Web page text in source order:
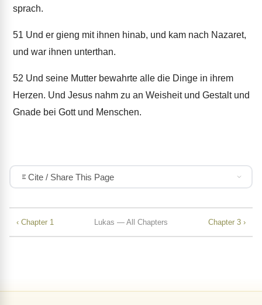
sprach.
51 Und er gieng mit ihnen hinab, und kam nach Nazaret,
und war ihnen unterthan.
52 Und seine Mutter bewahrte alle die Dinge in ihrem
Herzen. Und Jesus nahm zu an Weisheit und Gestalt und
Gnade bei Gott und Menschen.
Cite / Share This Page
‹ Chapter 1 Lukas — All Chapters Chapter 3 ›